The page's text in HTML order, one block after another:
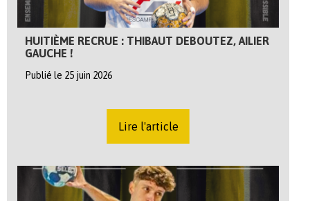
HUITIÈME RECRUE : THIBAUT DEBOUTEZ, AILIER
GAUCHE !
Publié le 25 juin 2026
Lire l'article